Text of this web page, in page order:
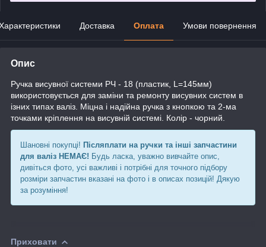
Доставка Оплата Умови повернення
Опис
Ручка висувної системи РЧ - 18 (пластик, L=145мм)
використовується для заміни та ремонту висувних систем в
ізних типах валіз. Міцна і надійна ручка з кнопкою та 2-ма
точками кріплення на висувній системі. Колір - чорний.
Шановні покупці! Післяплати на ручки та інші запчастини
для валіз НЕМАЄ! Будь ласка, уважно вивчайте опис,
дивіться фото, усі важливі і потрібні для точного підбору
розміри запчастин вказані на фото і в описах позицій! Дякую
за розуміння!
Приховати